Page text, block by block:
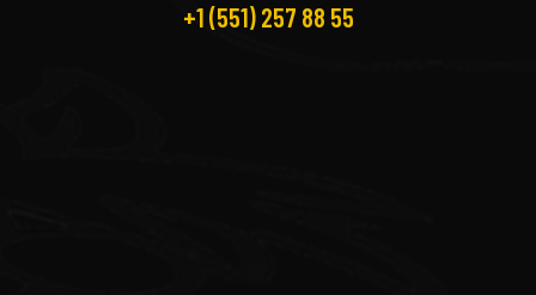
+1 (551) 257 88 55